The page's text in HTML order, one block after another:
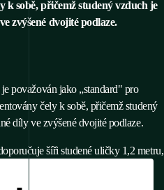
k sobě, přičemž studený vzduch je
zvýšené dvojité podlaze.
považován jako „standard" pro
čely k sobě, přičemž studený
díly ve zvýšené dvojité podlaze.
šíři studené uličky 1,2 metru,